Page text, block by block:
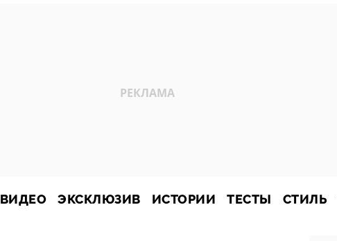
ВИДЕО ЭКСКЛЮЗИВ ИСТОРИИ ТЕСТЫ СТИЛЬ